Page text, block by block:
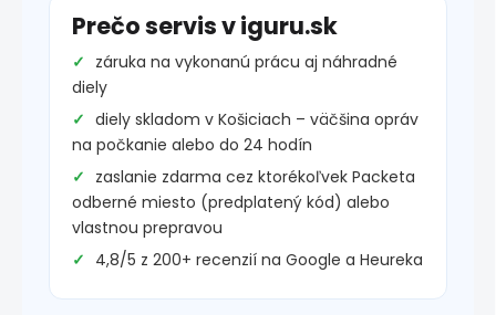
Prečo servis v iguru.sk
záruka na vykonanú prácu aj náhradné
diely
diely skladom v Košiciach – väčšina opráv
na počkanie alebo do 24 hodín
zaslanie zdarma cez ktorékoľvek Packeta
odberné miesto (predplatený kód) alebo
vlastnou prepravou
4,8/5 z 200+ recenzií na Google a Heureka